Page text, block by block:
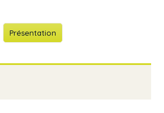
Présentation